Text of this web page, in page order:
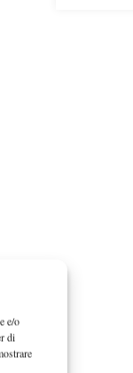
e/o
di